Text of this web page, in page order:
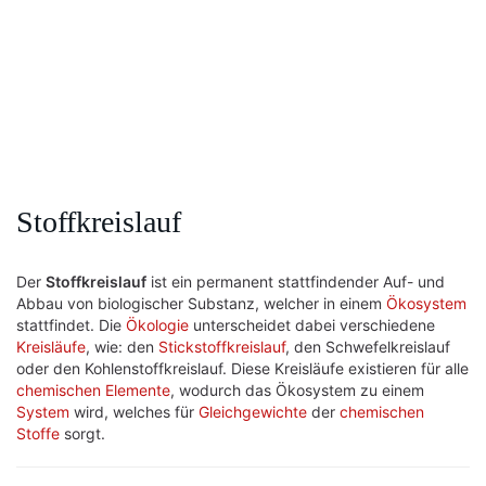
Stoffkreislauf
Der Stoffkreislauf ist ein permanent stattfindender Auf- und
Abbau von biologischer Substanz, welcher in einem Ökosystem
stattfindet. Die Ökologie unterscheidet dabei verschiedene
Kreisläufe, wie: den Stickstoffkreislauf, den Schwefelkreislauf
oder den Kohlenstoffkreislauf. Diese Kreisläufe existieren für alle
chemischen Elemente, wodurch das Ökosystem zu einem
System wird, welches für Gleichgewichte der chemischen
Stoffe sorgt.